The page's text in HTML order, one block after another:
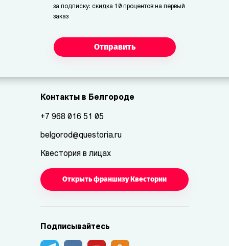
за подписку: скидка 10 процентов на первый
заказ
Отправить
Контакты в Белгороде
+7 968 016 51 05
belgorod@questoria.ru
Квестория в лицах
Открыть франшизу Квестории
Подписывайтесь